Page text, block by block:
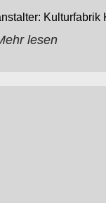
Kulturfabrik
lesen